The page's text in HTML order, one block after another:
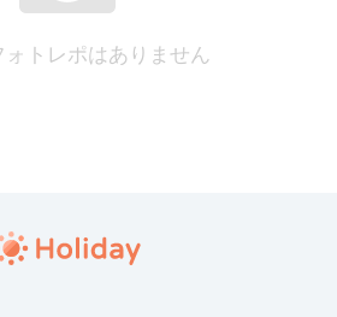
トレポはありません